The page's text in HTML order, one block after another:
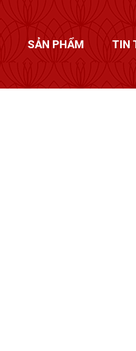
SẢN PHẨM TIN